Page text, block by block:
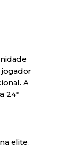
jogador
A
24ª
elite,